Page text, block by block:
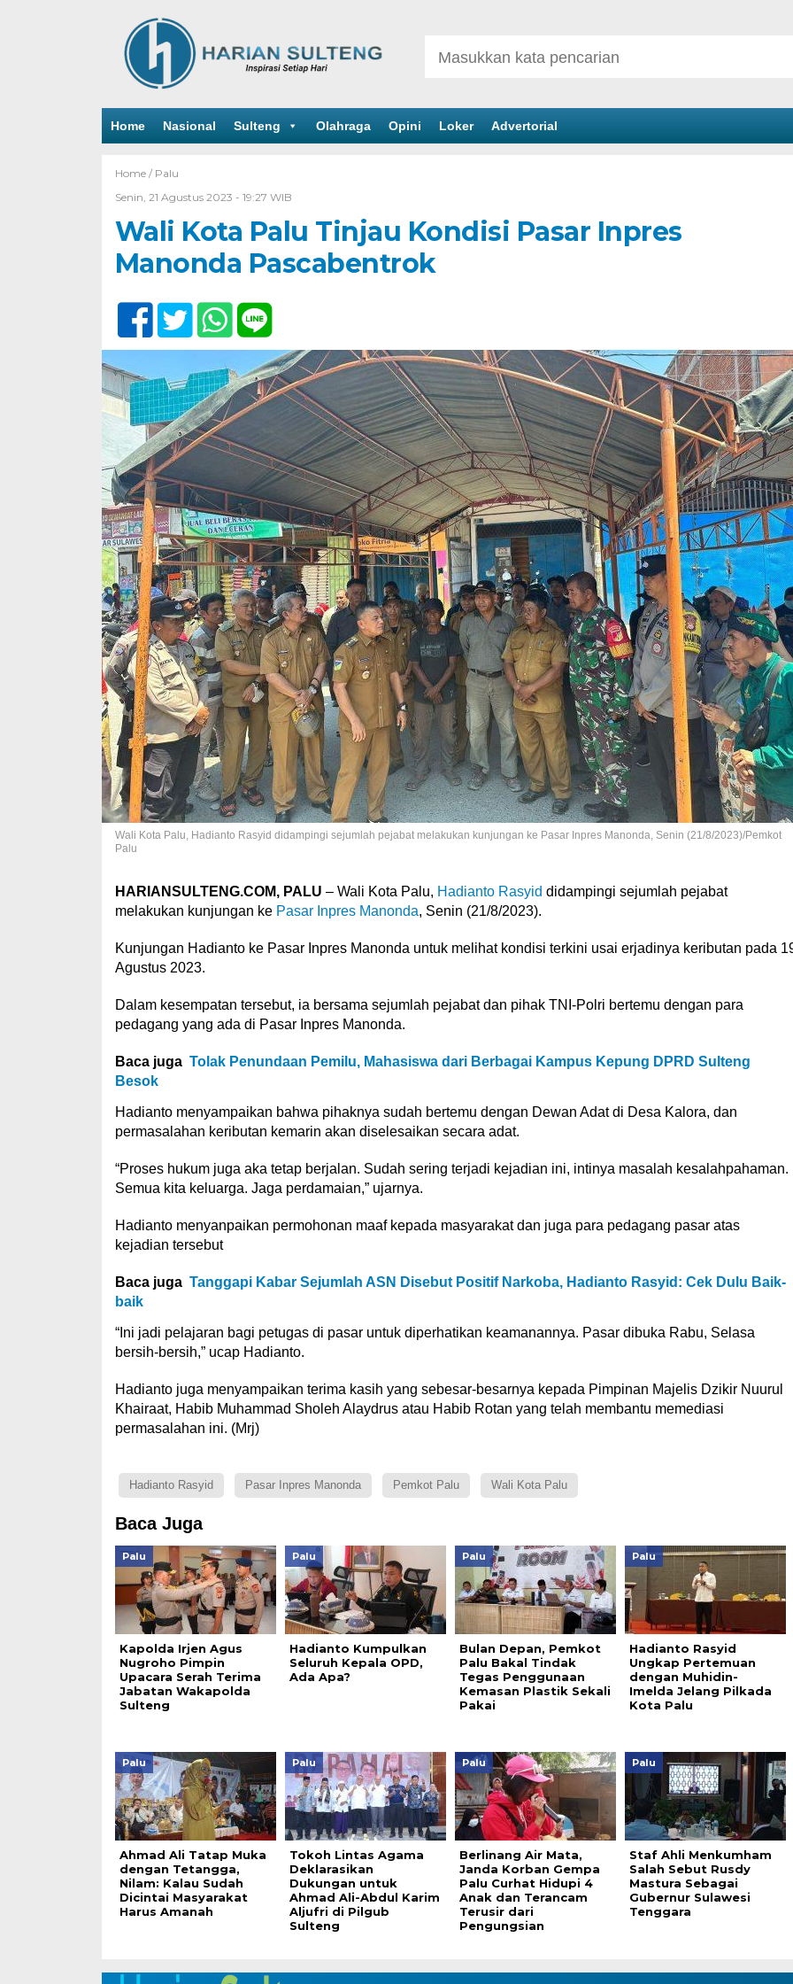
Home Nasional Sulteng Olahraga Opini Loker Advertorial
Home / Palu
Senin, 21 Agustus 2023 - 19:27 WIB
Wali Kota Palu Tinjau Kondisi Pasar Inpres
Manonda Pascabentrok
Wali Kota Palu, Hadianto Rasyid didampingi sejumlah pejabat melakukan kunjungan ke Pasar Inpres Manonda, Senin (21/8/2023)/Pemkot
Palu
HARIANSULTENG.COM, PALU – Wali Kota Palu, Hadianto Rasyid didampingi sejumlah pejabat
melakukan kunjungan ke Pasar Inpres Manonda, Senin (21/8/2023).
Kunjungan Hadianto ke Pasar Inpres Manonda untuk melihat kondisi terkini usai erjadinya keributan pada
Agustus 2023.
Dalam kesempatan tersebut, ia bersama sejumlah pejabat dan pihak TNI-Polri bertemu dengan para
pedagang yang ada di Pasar Inpres Manonda.
Baca juga Tolak Penundaan Pemilu, Mahasiswa dari Berbagai Kampus Kepung DPRD Sulteng
Besok
Hadianto menyampaikan bahwa pihaknya sudah bertemu dengan Dewan Adat di Desa Kalora, dan
permasalahan keributan kemarin akan diselesaikan secara adat.
“Proses hukum juga aka tetap berjalan. Sudah sering terjadi kejadian ini, intinya masalah kesalahpahaman.
Semua kita keluarga. Jaga perdamaian,” ujarnya.
Hadianto menyanpaikan permohonan maaf kepada masyarakat dan juga para pedagang pasar atas
kejadian tersebut
Baca juga Tanggapi Kabar Sejumlah ASN Disebut Positif Narkoba, Hadianto Rasyid: Cek Dulu Baik-
baik
“Ini jadi pelajaran bagi petugas di pasar untuk diperhatikan keamanannya. Pasar dibuka Rabu, Selasa
bersih-bersih,” ucap Hadianto.
Hadianto juga menyampaikan terima kasih yang sebesar-besarnya kepada Pimpinan Majelis Dzikir Nuurul
Khairaat, Habib Muhammad Sholeh Alaydrus atau Habib Rotan yang telah membantu memediasi
permasalahan ini. (Mrj)
Hadianto Rasyid Pasar Inpres Manonda Pemkot Palu Wali Kota Palu
Baca Juga
Palu
Kapolda Irjen Agus
Nugroho Pimpin
Upacara Serah Terima
Jabatan Wakapolda
Sulteng
Palu
Hadianto Kumpulkan
Seluruh Kepala OPD,
Ada Apa?
Palu
Bulan Depan, Pemkot
Palu Bakal Tindak
Tegas Penggunaan
Kemasan Plastik Sekali
Pakai
Palu
Hadianto Rasyid
Ungkap Pertemuan
dengan Muhidin-
Imelda Jelang Pilkada
Kota Palu
Palu
Ahmad Ali Tatap Muka
dengan Tetangga,
Nilam: Kalau Sudah
Dicintai Masyarakat
Harus Amanah
Palu
Tokoh Lintas Agama
Deklarasikan
Dukungan untuk
Ahmad Ali-Abdul Karim
Aljufri di Pilgub
Sulteng
Palu
Berlinang Air Mata,
Janda Korban Gempa
Palu Curhat Hidupi 4
Anak dan Terancam
Terusir dari
Pengungsian
Palu
Staf Ahli Menkumham
Salah Sebut Rusdy
Mastura Sebagai
Gubernur Sulawesi
Tenggara